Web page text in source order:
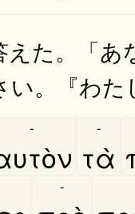
た。「
。『わた
-
τὰ
-
-